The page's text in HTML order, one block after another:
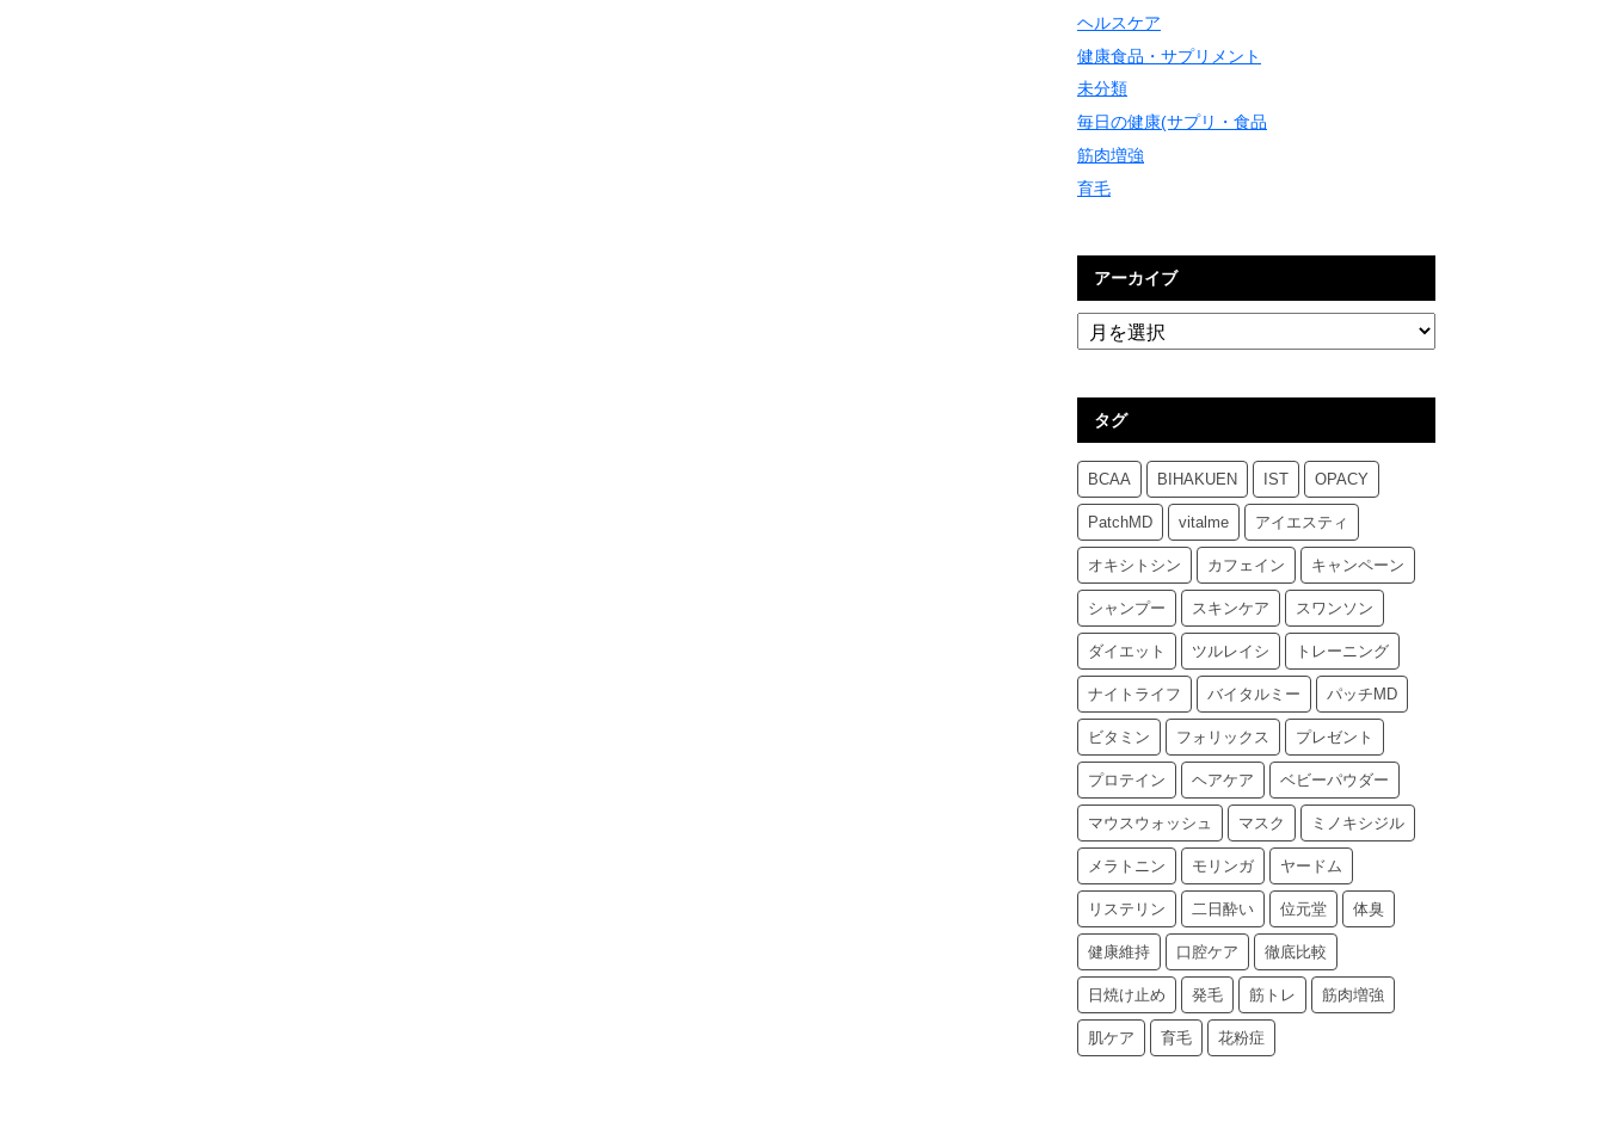
ヘルスケア
健康食品・サプリメント
未分類
毎日の健康(サプリ・食品
筋肉増強
育毛
アーカイブ
タグ
BCAA BIHAKUEN IST OPACY
PatchMD vitalme アイエスティ
オキシトシン カフェイン キャンペーン
シャンプー スキンケア スワンソン
ダイエット ツルレイシ トレーニング
ナイトライフ バイタルミー パッチMD
ビタミン フォリックス プレゼント
プロテイン ヘアケア ベビーパウダー
マウスウォッシュ マスク ミノキシジル
メラトニン モリンガ ヤードム
リステリン 二日酔い 位元堂 体臭
健康維持 口腔ケア 徹底比較
日焼け止め 発毛 筋トレ 筋肉増強
肌ケア 育毛 花粉症